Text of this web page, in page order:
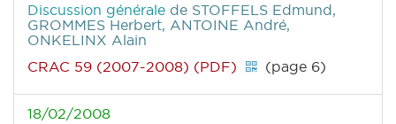
Discussion générale de STOFFELS Edmund,
GROMMES Herbert, ANTOINE André,
ONKELINX Alain
CRAC 59 (2007-2008) (PDF)
(page 6)
18/02/2008